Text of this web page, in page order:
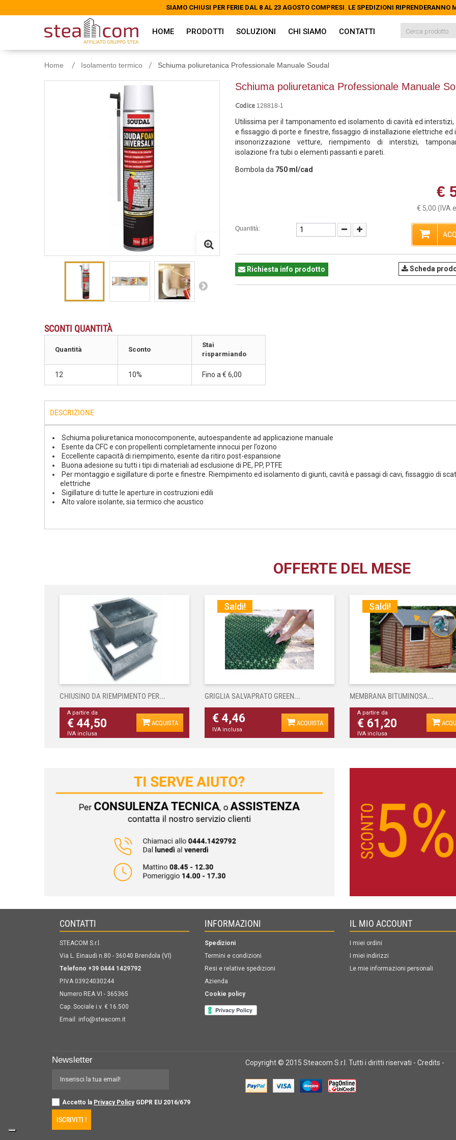
SIAMO CHIUSI PER FERIE DAL 8 AL 23 AGOSTO COMPRESI. LE SPEDIZIONI RIPRENDERANNO
HOME PRODOTTI SOLUZIONI CHI SIAMO CONTATTI
Home Isolamento termico Schiuma poliuretanica Professionale Manuale Soudal
Schiuma poliuretanica Professionale Manuale
Codice 128818-1
Utilissima per il tamponamento ed isolamento di cavità ed interstizi,
e fissaggio di porte e finestre, fissaggio di installazione elettriche ed
insonorizzazione vetture, riempimento di interstizi,
isolazione fra tubi o elementi passanti e pareti.
Bombola da 750 ml/cad
€
€ 5,00 (IVA
Quantità:
Richiesta info prodotto Scheda
SCONTI QUANTITÀ
Quantità Sconto
Stai
risparmiando
12 10% Fino a € 6,00
DESCRIZIONE
Schiuma poliuretanica monocomponente, autoespandente ad applicazione manuale
Esente da CFC e con propellenti completamente innocui per l’ozono
Eccellente capacità di riempimento, esente da ritiro post-espansione
Buona adesione su tutti i tipi di materiali ad esclusione di PE, PP, PTFE
Per montaggio e sigillature di porte e finestre. Riempimento ed isolamento di giunti, cavità e passagi di cavi, fissaggio di
elettriche
Sigillature di tutte le aperture in costruzioni edili
Alto valore isolante, sia termico che acustico
OFFERTE DEL MESE
CHIUSINO DA RIEMPIMENTO PER...
A partire da
€ 44,50
IVA inclusa
ACQUISTA
Saldi!
GRIGLIA SALVAPRATO GREEN...
€ 4,46
IVA inclusa
ACQUISTA
Saldi!
MEMBRANA BITUMINOSA...
A partire da
€ 61,20
IVA inclusa
CONTATTI
STEACOM S.r.l.
Via L. Einaudi n.80 - 36040 Brendola (VI)
Telefono +39 0444 1429792
P.IVA 03924030244
Numero REA VI - 365365
Cap. Sociale i.v. € 16.500
Email: info@steacom.it
INFORMAZIONI
Spedizioni
Termini e condizioni
Resi e relative spedizioni
Azienda
Cookie policy
IL MIO ACCOUNT
I miei ordini
I miei indirizzi
Le mie informazioni personali
Newsletter
Accetto la Privacy PolicyGDPR EU 2016/679
ISCRIVITI !
Copyright © 2015 Steacom S.r.l. Tutti i diritti riservati - Credits -
SIAMO CHIUSI PER FERIE DAL 8 AL 23 AGOSTO COMPRESI. LE SPEDIZIONI RIPRENDERANNO